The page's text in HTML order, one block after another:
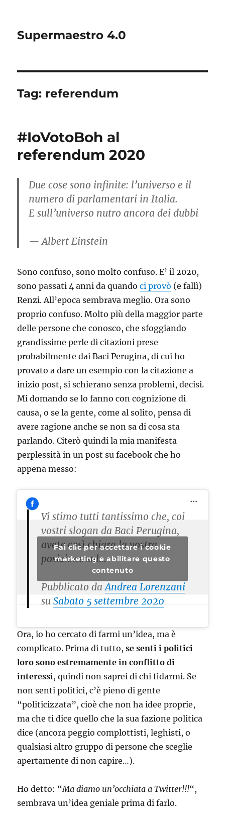
Supermaestro 4.0
Tag: referendum
#IoVotoBoh al
referendum 2020
Due cose sono infinite: l’universo e il
numero di parlamentari in Italia.
E sull’universo nutro ancora dei dubbi
— Albert Einstein
Sono confuso, sono molto confuso. E’ il 2020,
sono passati 4 anni da quandoci provò (e fallì)
Renzi. All’epoca sembrava meglio. Ora sono
proprio confuso. Molto più della maggior parte
delle persone che conosco, che sfoggiando
grandissime perle di citazioni prese
probabilmente dai Baci Perugina, di cui ho
provato a dare un esempio con la citazione a
inizio post, si schierano senza problemi, decisi.
Mi domando se lo fanno con cognizione di
causa, o se la gente, come al solito, pensa di
avere ragione anche se non sa di cosa sta
parlando. Citerò quindi la mia manifesta
perplessità in un post su facebook che ho
appena messo:
Vi stimo tutti tantissimo che, coi
vostri slogan da Baci Perugina,
avete così chiara la vostra
posizione sul…
Pubblicato daAndrea Lorenzani
suSabato 5 settembre 2020
Fai clic per accettare i cookie
marketing e abilitare questo
contenuto
Ora, io ho cercato di farmi un’idea, ma è
complicato. Prima di tutto,se senti i politici
loro sono estremamente in conflitto di
interessi , quindi non saprei di chi fidarmi. Se
non senti politici, c’è pieno di gente
“politicizzata”, cioè che non ha idee proprie,
ma che ti dice quello che la sua fazione politica
dice (ancora peggio complottisti, leghisti, o
qualsiasi altro gruppo di persone che sceglie
apertamente di non capire…).
Ho detto: “Ma diamo un’occhiata a Twitter!!!“,
sembrava un’idea geniale prima di farlo.